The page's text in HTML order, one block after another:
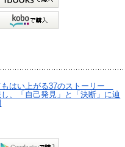
もはい上がる37のストーリー
し、「自己発見」と「決断」に辿